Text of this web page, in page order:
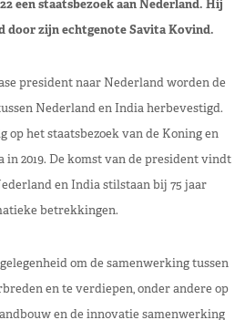
een staatsbezoek aan Nederland. Hij
door zijn echtgenote Savita Kovind.
president naar Nederland worden de
Nederland en India herbevestigd.
op het staatsbezoek van de Koning en
2019. De komst van de president vindt
en India stilstaan bij 75 jaar
betrekkingen.
om de samenwerking tussen
en te verdiepen, onder andere op
en de innovatie samenwerking